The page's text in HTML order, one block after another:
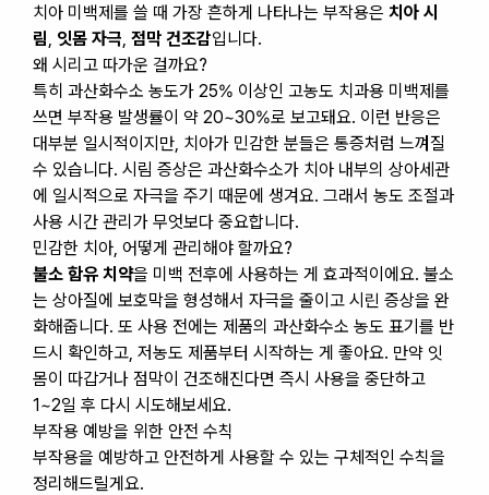
치아 미백제를 쓸 때 가장 흔하게 나타나는 부작용은 치아 시
림 잇몸 자극 점막 건조감입니다.
왜 시리고 따가운 걸까요?
특히 과산화수소 농도가 25% 이상인 고농도 치과용 미백제를
쓰면 부작용 발생률이 약 20~30%로 보고돼요. 이런 반응은
대부분 일시적이지만, 치아가 민감한 분들은 통증처럼 느껴질
수 있습니다. 시림 증상은 과산화수소가 치아 내부의 상아세관
에 일시적으로 자극을 주기 때문에 생겨요. 그래서 농도 조절과
사용 시간 관리가 무엇보다 중요합니다.
민감한 치아, 어떻게 관리해야 할까요?
불소 함유 치약을 미백 전후에 사용하는 게 효과적이에요. 불소
는 상아질에 보호막을 형성해서 자극을 줄이고 시린 증상을 완
화해줍니다. 또 사용 전에는 제품의 과산화수소 농도 표기를 반
드시 확인하고, 저농도 제품부터 시작하는 게 좋아요. 만약 잇
몸이 따갑거나 점막이 건조해진다면 즉시 사용을 중단하고
1~2일 후 다시 시도해보세요.
부작용 예방을 위한 안전 수칙
부작용을 예방하고 안전하게 사용할 수 있는 구체적인 수칙을
정리해드릴게요.